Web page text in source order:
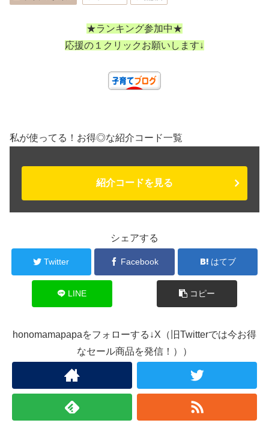
★ランキング参加中★
応援の１クリックお願いします↓
私が使ってる！お得◎な紹介コード一覧
紹介コードを見る
シェアする
Twitter Facebook はてブ
LINE コピー
honomamapapaをフォローする↓X（旧Twitterでは今お得
なセール商品を発信！））